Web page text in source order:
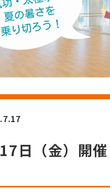
日（金）開